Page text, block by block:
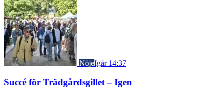
NöjeIgår 14:37
Succé för Trädgårdsgillet – Igen